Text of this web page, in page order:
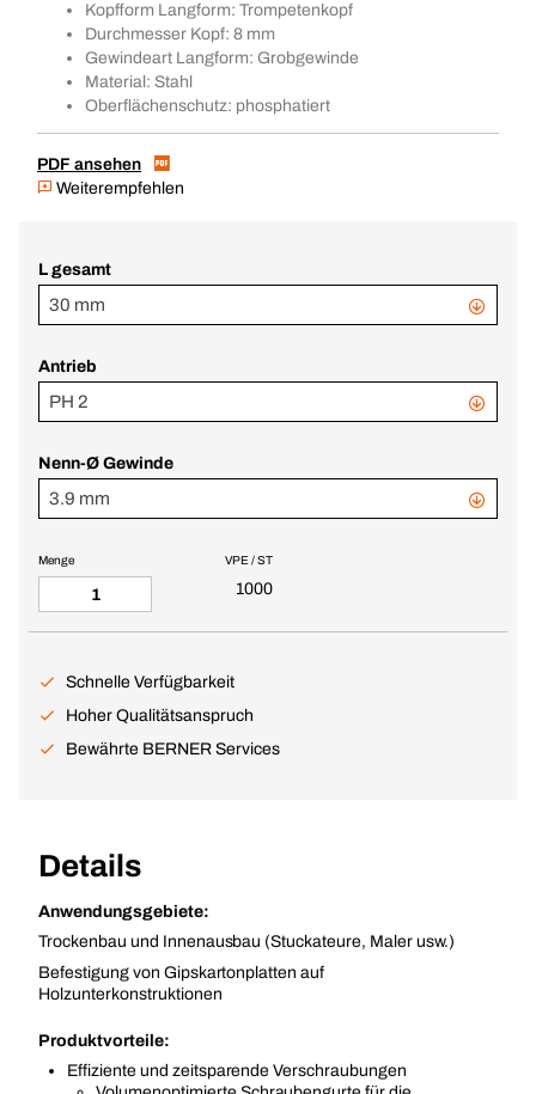
Kopfform Langform: Trompetenkopf
Durchmesser Kopf: 8 mm
Gewindeart Langform: Grobgewinde
Material: Stahl
Oberflächenschutz: phosphatiert
PDF ansehen
Weiterempfehlen
L gesamt
30 mm
Antrieb
PH 2
Nenn-Ø Gewinde
3.9 mm
VPE / ST
1000
Menge
Schnelle Verfügbarkeit
Hoher Qualitätsanspruch
Bewährte BERNER Services
Details
Anwendungsgebiete:
Trockenbau und Innenausbau (Stuckateure, Maler usw.)
Befestigung von Gipskartonplatten auf
Holzunterkonstruktionen
Produktvorteile:
Effiziente und zeitsparende Verschraubungen